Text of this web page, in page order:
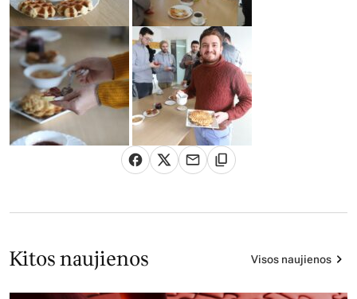
Kitos naujienos Visos naujienos